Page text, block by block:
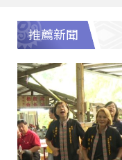
推薦新聞